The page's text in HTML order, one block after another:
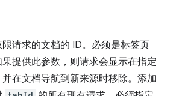
请求的文档的 ID。必须是标签页
提供此参数，则请求会显示在指定
在文档导航到新来源时移除。添加